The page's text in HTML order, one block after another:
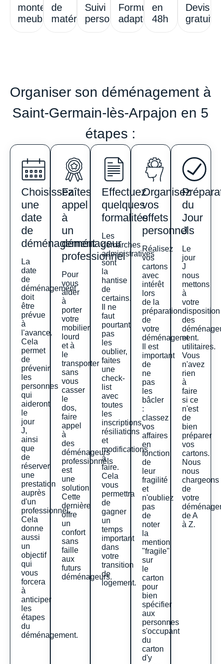
monte-
meubles
de
matériel
Suivi
personnalisé
Formules
adaptées
en
48h
Devis
gratuit
Organiser son déménagement à
Saint-Germain-lès-Arpajon en 5
étapes :
Choisissez
une
date
de
déménagement
La
date
de
déménagement
doit
être
prévue
à
l'avance.
Cela
permet
de
prévenir
les
personnes
qui
aideront
le
jour
J,
ainsi
que
de
réserver
une
prestation
auprès
d'un
professionnel.
Cela
donne
aussi
un
objectif
qui
vous
forcera
à
anticiper
les
étapes
du
déménagement.
Faîtes
appel
à
un
déménageur
professionnel
Pour
vous
aider
à
porter
votre
mobilier
lourd
et à
le
transporter
sans
vous
casser
le
dos,
faire
appel
à
des
déménageurs
professionnels
est
une
solution.
Cette
dernière
offre
un
confort
sans
faille
aux
futurs
déménageurs.
Effectuez
quelques
formalités
Les
démarches
administratives
sont
la
hantise
de
certains.
Il ne
faut
pourtant
pas
les
oublier,
faites
une
check-
list
avec
toutes
les
inscriptions,
résiliations
et
modifications
à
faire.
Cela
vous
permettra
de
gagner
un
temps
important
dans
votre
transition
de
logement.
Organisez
vos
effets
personnels
Réalisez
vos
cartons
avec
intérêt
lors
de la
préparation
de
votre
déménagement.
Il est
important
de
ne
pas
les
bâcler
:
classez
vos
affaires
en
fonction
de
leur
fragilité
et
n'oubliez
pas
de
noter
la
mention
"fragile"
sur
le
carton
pour
bien
spécifier
aux
personnes
s'occupant
du
carton
d'y
du
Jour
J
Le
jour
J
nous
mettons
à
votre
disposition
des
et
utilitaires.
Vous
n'avez
rien
à
faire
si ce
n'est
de
bien
préparer
vos
cartons.
Nous
nous
chargeons
de
votre
de A
à Z.